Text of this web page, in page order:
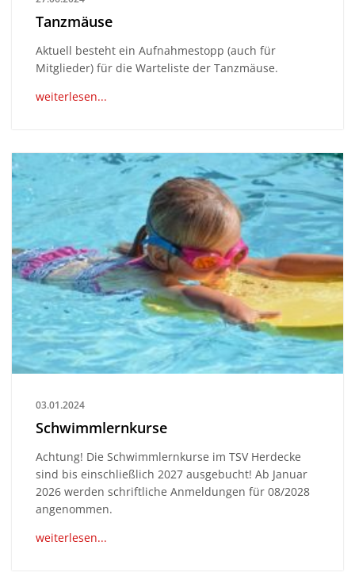
Tanzmäuse
Aktuell besteht ein Aufnahmestopp (auch für
Mitglieder) für die Warteliste der Tanzmäuse.
weiterlesen...
03.01.2024
Schwimmlernkurse
Achtung! Die Schwimmlernkurse im TSV Herdecke
sind bis einschließlich 2027 ausgebucht! Ab Januar
2026 werden schriftliche Anmeldungen für 08/2028
angenommen.
weiterlesen...